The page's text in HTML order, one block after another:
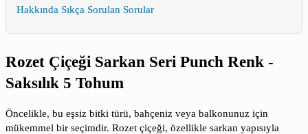
Hakkında Sıkça Sorulan Sorular
Rozet Çiçeği Sarkan Seri Punch Renk -
Saksılık 5 Tohum
Öncelikle, bu eşsiz bitki türü, bahçeniz veya balkonunuz için
mükemmel bir seçimdir. Rozet çiçeği, özellikle sarkan yapısıyla